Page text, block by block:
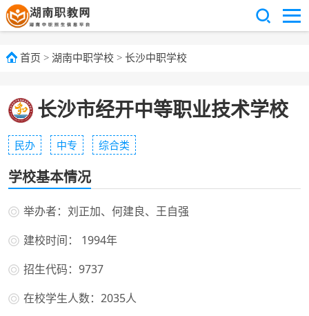
首页 > 湖南中职学校 > 长沙中职学校
长沙市经开中等职业技术学校
民办 中专 综合类
学校基本情况
举办者：刘正加、何建良、王自强
建校时间： 1994年
招生代码：9737
在校学生人数：2035人